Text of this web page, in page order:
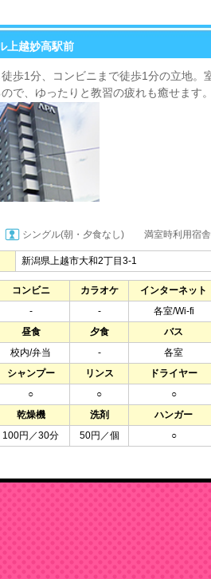
上越妙高駅前
歩1分、コンビニまで徒歩1分の立地。
で、ゆったりと教習の疲れも癒せます。
シングル(朝・夕食なし) 満室時利用宿舎
新潟県上越市大和2丁目3-1
コンビニ カラオケ インターネット
- - 各室/Wi-fi
昼食 夕食 バス
校内/弁当 - 各室
シャンプー リンス ドライヤー
○ ○ ○
乾燥機 洗剤 ハンガー
100円／30分 50円／個 ○